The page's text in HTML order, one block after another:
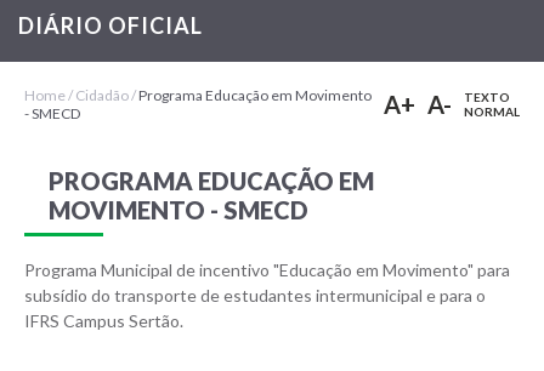
DIÁRIO OFICIAL
Home/Cidadão/Programa Educação em Movimento
- SMECD
A+ A-
TEXTO
NORMAL
PROGRAMA EDUCAÇÃO EM
MOVIMENTO - SMECD
Programa Municipal de incentivo "Educação em Movimento" para
subsídio do transporte de estudantes intermunicipal e para o
IFRS Campus Sertão.